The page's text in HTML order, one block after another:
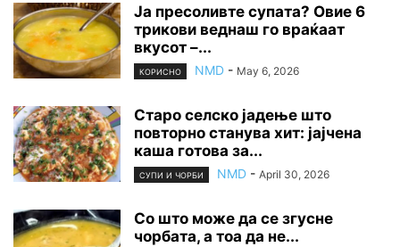
Ја пресоливте супата? Овие 6
трикови веднаш го враќаат
вкусот –...
КОРИСНО NMD - May 6, 2026
Старо селско јадење што
повторно станува хит: јајчена
каша готова за...
СУПИ И ЧОРБИ NMD - April 30, 2026
Со што може да се згусне
чорбата, а тоа да не...